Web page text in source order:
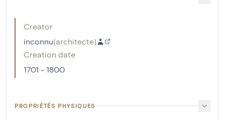
Creator
inconnu(architecte)
Creation date
1701 - 1800
PROPRIÉTÉS PHYSIQUES